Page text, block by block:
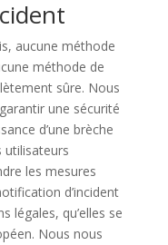
aucune méthode
méthode de
sûre. Nous
une sécurité
d’une brèche
utilisateurs
les mesures
d’incident
légales, qu’elles se
Nous nous